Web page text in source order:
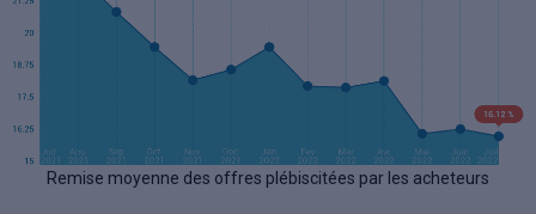
Remise moyenne des offres plébiscitées par les acheteurs